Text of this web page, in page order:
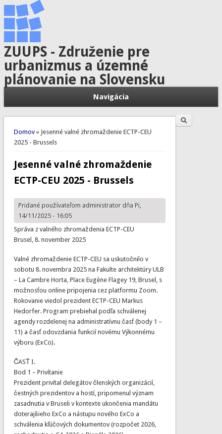
ZUUPS - Združenie pre
urbanizmus a územné
plánovanie na Slovensku
Navigácia
Nachádzate sa tu
Domov» Jesenné valné zhromaždenie ECTP-CEU
2025 - Brussels
Jesenné valné zhromaždenie
ECTP-CEU 2025 - Brussels
Pridané používateľom administratordňa Pi,
14/11/2025 - 16:05
Správa z valného zhromaždenia ECTP-CEU
Brusel, 8. november 2025
Valné zhromaždenie ECTP-CEU sa uskutočnilo v
sobotu 8. novembra 2025 na Fakulte architektúry ULB
– La Cambre Horta, Place Eugène Flagey 19, Brusel, s
možnosťou online pripojenia cez platformu Zoom.
Rokovanie viedol prezident ECTP-CEU Markus
Hedorfer. Program prebiehal podľa schválenej
agendy rozdelenej na administratívnu časť (body 1 –
11) a časť odovzdania funkcií novému Výkonnému
výboru (ExCo).
ČASŤ I.
Bod 1 – Privítanie
Prezident privítal delegátov členských organizácií,
čestných prezidentov a hostí, pripomenul význam
zasadnutia v Bruseli v kontexte ukončenia mandátu
doterajšieho ExCo a nástupu nového ExCo a
schválenia kľúčových dokumentov (rozpočet 2026,
Vyhľadávanie Hľadať